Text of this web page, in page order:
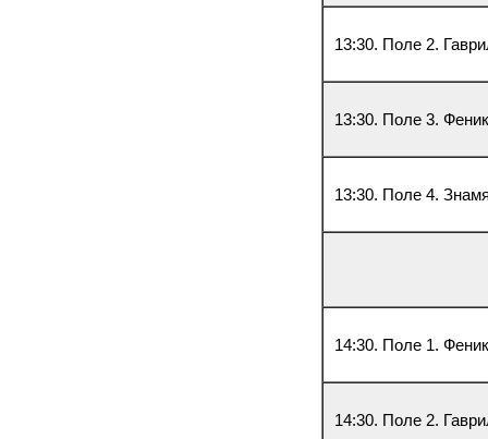
13:30. Поле 2.
13:30. Поле 3.
13:30. Поле 4.
14:30. Поле 1.
14:30. Поле 2.